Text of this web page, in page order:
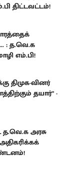
திட்டவட்டம்!
: த.வெ.க
எம்.பி!
திமுக-வினர்
தயார்” -
த.வெ.க அரசு